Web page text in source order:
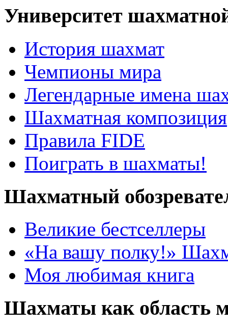
Университет
История шахмат
Чемпионы мира
Легендарные имена
Шахматная композиция
Правила FIDE
Поиграть в шахматы!
Шахматный
Великие бестселлеры
«На вашу полку!»
Моя любимая книга
Шахматы как область